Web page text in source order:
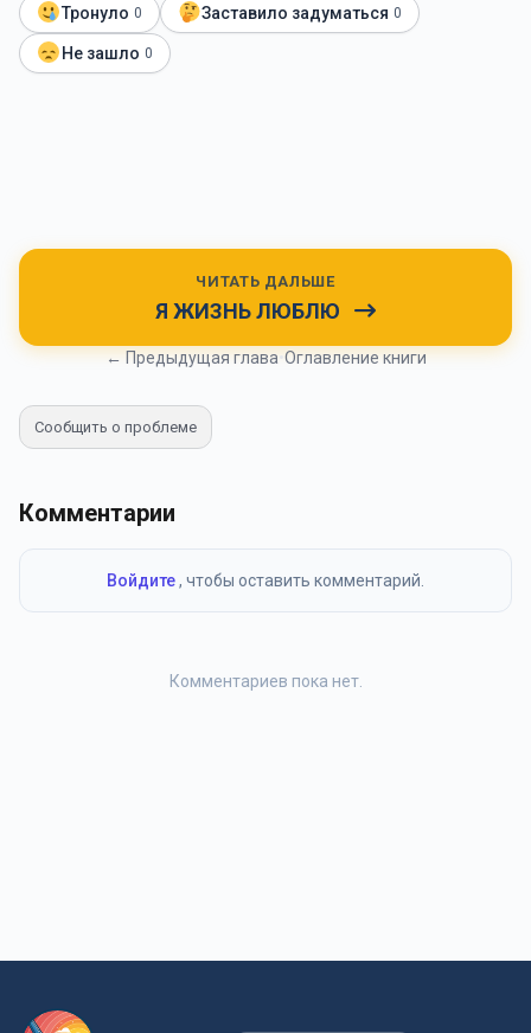
Тронуло 0 Заставило задуматься 0
Не зашло 0
ЧИТАТЬ ДАЛЬШЕ
Я ЖИЗНЬ ЛЮБЛЮ
← Предыдущая глава Оглавление книги
Сообщить о проблеме
Комментарии
Войдите, чтобы оставить комментарий.
Комментариев пока нет.